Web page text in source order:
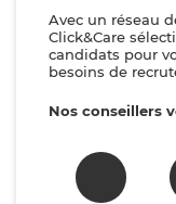
Avec un réseau
Click&Care
candidats pour
besoins de
Nos conseillers